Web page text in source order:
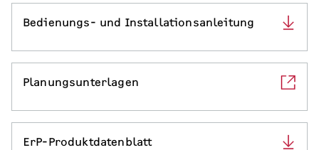
Bedienungs- und Installationsanleitung
Planungsunterlagen
ErP-Produktdatenblatt